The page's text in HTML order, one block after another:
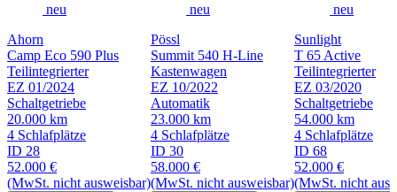
neu
Ahorn
Camp Eco 590 Plus
Teilintegrierter
EZ 01/2024
Schaltgetriebe
20.000 km
4 Schlafplätze
ID 28
52.000 €
(MwSt. nicht ausweisbar)
neu
Pössl
Summit 540 H-Line
Kastenwagen
EZ 10/2022
Automatik
23.000 km
4 Schlafplätze
ID 30
58.000 €
(MwSt. nicht ausweisbar)
neu
Sunlight
T 65 Active
Teilintegrierter
EZ 03/2020
Schaltgetriebe
54.000 km
4 Schlafplätze
ID 68
52.000 €
(MwSt. nicht